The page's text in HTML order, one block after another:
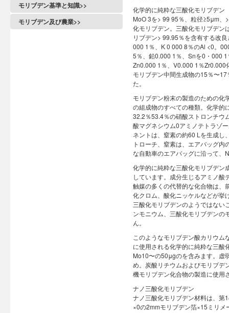
モリブデン基準と知識>>
モリブデン及び農業>>
化学的に純粋な三酸化モリブデン
MoO 3を> 99 95％、粒径≥5μm、
化モリブデン。三酸化モリブデン
リブデン> 99.95％を含有する改
000 1％、K 0 000 8％のAl <0。
5％、鉛0.000 1％、Snを0・000
Zn0.000 1％、V0.000 1％Zr0.000
モリブデン中間生成物の15％〜
た。
モリブデン粉末の製造のための化
の組成物のすべての種類。化学的
32.2％53.4％の硝酸ストロンチウ
酸マグネシウム0アミノテトラゾ
ネントは、窒素の約60 Lを生成し
トローチ、窒素は、エアバッグ
な自動車のエアバッグに沿って、
化学的に純粋な三酸化モリブデン
しています。成分生じるアミノ
触媒の多くの代替的な化合物は、
化クロム、酸化ニッケルなどが挙
三酸化モリブデンのようではない
ンモニウム、三酸化モリブデンの
ん。
このようなモリブデン酸カリウ
に使用される化学的に純粋な三酸
Mo10〜の50μgのを含みます。虚
め。炭酸リチウムおよびモリブデ
機モリブデン化合物の製造に使用
ナノ三酸化モリブデン
ナノ三酸化モリブデン材料は、第
×0の2mmモリブデン箔×15ミリ